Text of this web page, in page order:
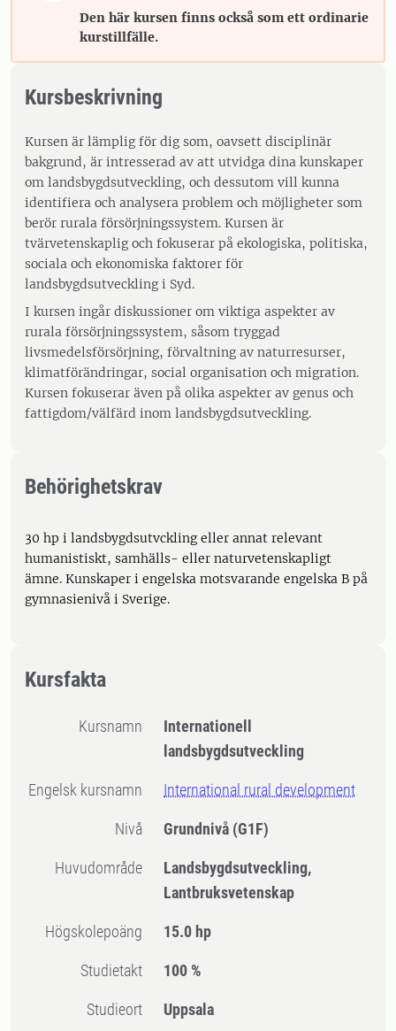
Den här kursen finns också som ett ordinarie
kurstillfälle.
Kursbeskrivning
Kursen är lämplig för dig som, oavsett disciplinär
bakgrund, är intresserad av att utvidga dina kunskaper
om landsbygdsutveckling, och dessutom vill kunna
identifiera och analysera problem och möjligheter som
berör rurala försörjningssystem. Kursen är
tvärvetenskaplig och fokuserar på ekologiska, politiska,
sociala och ekonomiska faktorer för
landsbygdsutveckling i Syd.
I kursen ingår diskussioner om viktiga aspekter av
rurala försörjningssystem, såsom tryggad
livsmedelsförsörjning, förvaltning av naturresurser,
klimatförändringar, social organisation och migration.
Kursen fokuserar även på olika aspekter av genus och
fattigdom/välfärd inom landsbygdsutveckling.
Behörighetskrav
30 hp i landsbygdsutvckling eller annat relevant
humanistiskt, samhälls- eller naturvetenskapligt
ämne. Kunskaper i engelska motsvarande engelska B på
gymnasienivå i Sverige.
Kursfakta
Kursnamn
Internationell
landsbygdsutveckling
Engelsk kursnamn International rural development
Nivå Grundnivå (G1F)
Huvudområde
Landsbygdsutveckling,
Lantbruksvetenskap
högskolepoäng 15.0 hp
Studietakt 100 %
Studieort Uppsala